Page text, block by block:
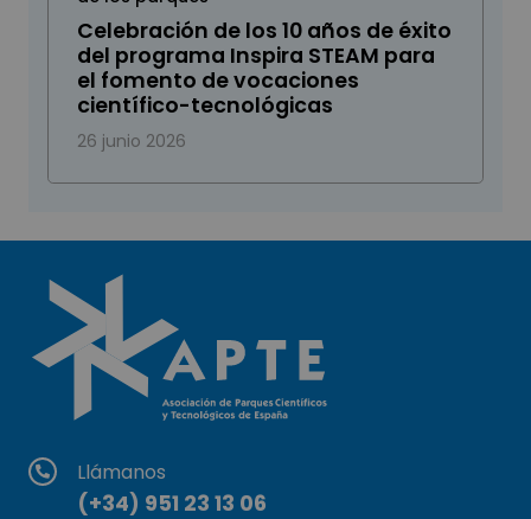
Celebración de los 10 años de éxito
del programa Inspira STEAM para
el fomento de vocaciones
científico-tecnológicas
26 junio 2026
Llámanos
(+34) 951 23 13 06